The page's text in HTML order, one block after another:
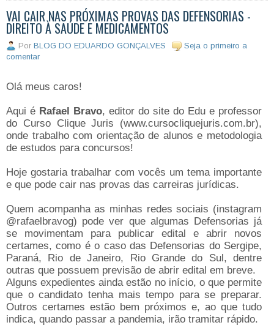
VAI CAIR NAS PRÓXIMAS PROVAS DAS DEFENSORIAS -
DIREITO À SAÚDE E MEDICAMENTOS
Por BLOG DO EDUARDO GONÇALVES
Seja o primeiro a
comentar
Olá meus caros!
Aqui é Rafael Bravo, editor do site do Edu e professor
do Curso Clique Juris (www.cursocliquejuris.com.br),
onde trabalho com orientação de alunos e metodologia
de estudos para concursos!
Hoje gostaria trabalhar com vocês um tema importante
e que pode cair nas provas das carreiras jurídicas.
Quem acompanha as minhas redes sociais (instagram
@rafaelbravog) pode ver que algumas Defensorias já
se movimentam para publicar edital e abrir novos
certames, como é o caso das Defensorias do Sergipe,
Paraná, Rio de Janeiro, Rio Grande do Sul, dentre
outras que possuem previsão de abrir edital em breve.
Alguns expedientes ainda estão no início, o que permite
que o candidato tenha mais tempo para se preparar.
Outros certames estão bem próximos e, ao que tudo
indica, quando passar a pandemia, irão tramitar rápido.